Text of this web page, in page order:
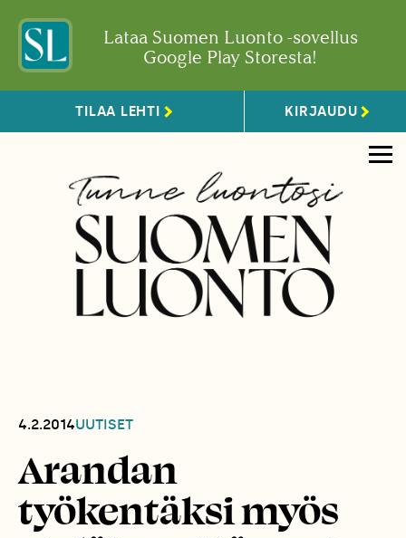
Lataa Suomen Luonto -sovellus
Google Play Storesta!
TILAA LEHTI KIRJAUDU
4.2.2014UUTISET
Arandan
työkentäksi myös